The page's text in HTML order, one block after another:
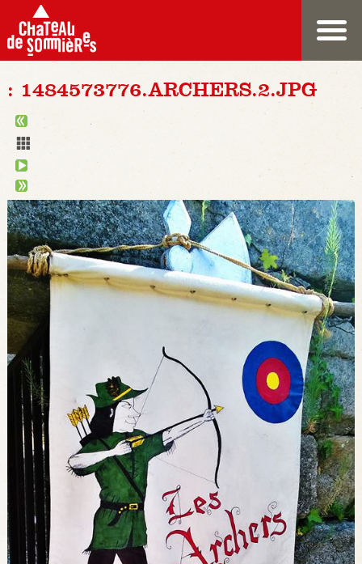
: 1484573776.ARCHERS.2.JPG